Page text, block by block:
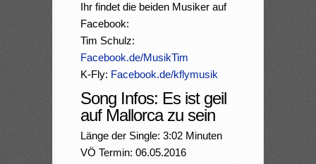
Ihr findet die beiden Musiker auf
Facebook:
Tim Schulz:
Facebook.de/MusikTim
K-Fly: Facebook.de/kflymusik
Song Infos: Es ist geil
auf Mallorca zu sein
Länge der Single: 3:02 Minuten
VÖ Termin: 06.05.2016